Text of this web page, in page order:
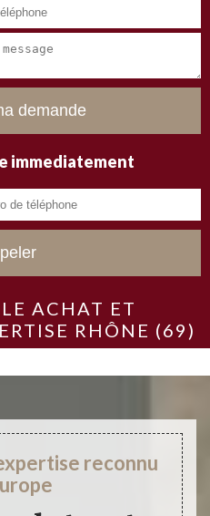
immediatement
ACHAT ET
RHÔNE (69)
reconnu